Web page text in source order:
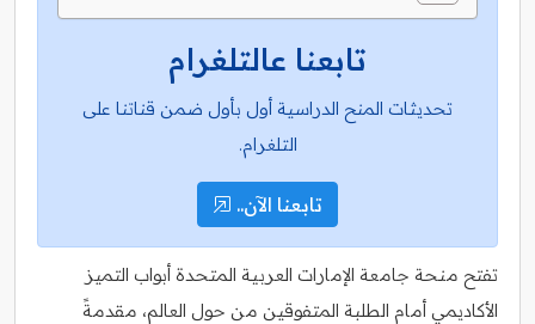
تابعنا عالتلغرام
تحديثات المنح الدراسية أول بأول ضمن قناتنا على
التلغرام.
تابعنا الآن..
تفتح منحة جامعة الإمارات العربية المتحدة أبواب التميز
الأكاديمي أمام الطلبة المتفوقين من حول العالم، مقدمةً